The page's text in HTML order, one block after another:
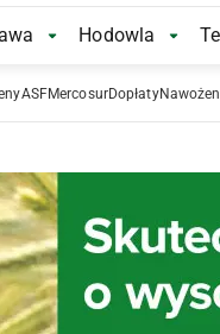
Submenu
Uprawa
Hodowla
ASFMercosurDopłaty